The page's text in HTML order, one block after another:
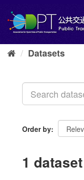
content
Datasets
Order by
1